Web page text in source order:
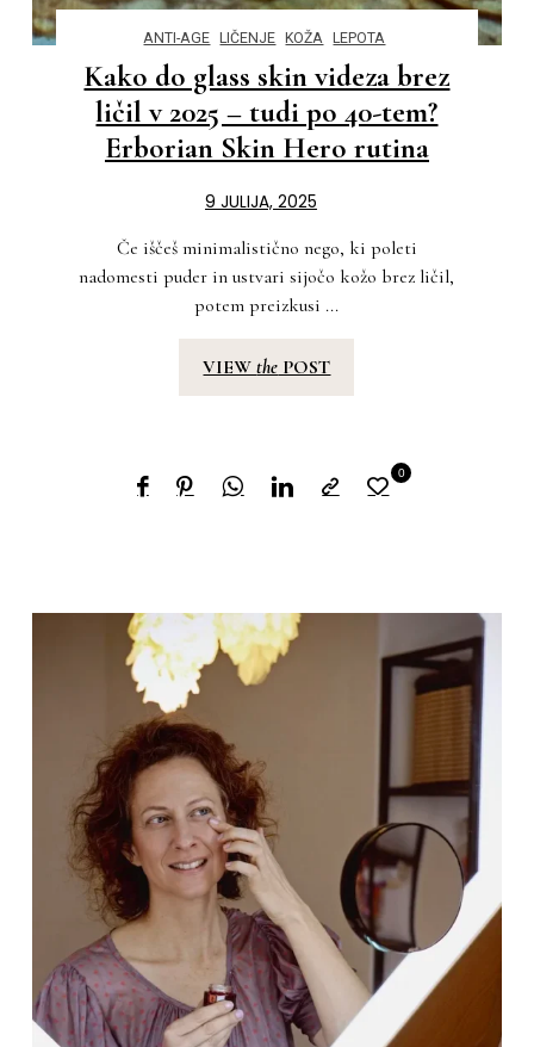
ANTI-AGE LIČENJE KOŽA LEPOTA
Kako do glass skin videza brez
ličil v 2025 – tudi po 40-tem?
Erborian Skin Hero rutina
9 JULIJA, 2025
Če iščeš minimalistično nego, ki poleti
nadomesti puder in ustvari sijočo kožo brez ličil,
potem preizkusi ...
VIEWthe POST
0